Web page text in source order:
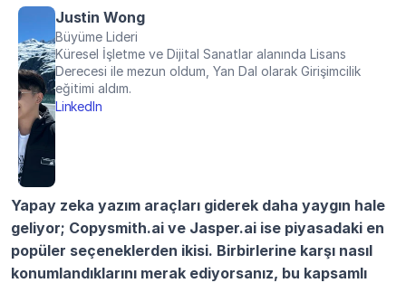
Justin Wong
Büyüme Lideri
Küresel İşletme ve Dijital Sanatlar alanında Lisans
Derecesi ile mezun oldum, Yan Dal olarak Girişimcilik
eğitimi aldım.
LinkedIn
Yapay zeka yazım araçları giderek daha yaygın hale
geliyor; Copysmith.ai ve Jasper.ai ise piyasadaki en
popüler seçeneklerden ikisi. Birbirlerine karşı nasıl
konumlandıklarını merak ediyorsanız, bu kapsamlı